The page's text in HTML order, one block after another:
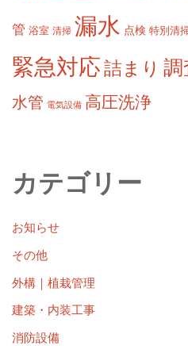
管 浴室 清掃 漏水 点検 特別清
緊急対応詰まり 調
水管 電気設備 高圧洗浄
カテゴリー
お知らせ
その他
外構｜植栽管理
建築・内装工事
消防設備